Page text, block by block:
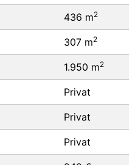
436 m2
307 m2
1.950 m2
Privat
Privat
Privat